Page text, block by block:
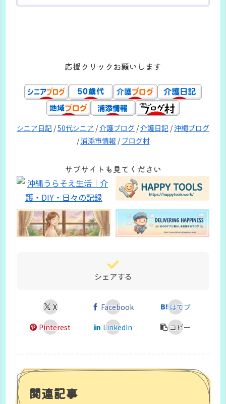
応援クリックお願いします
シニア日記 /50代シニア /介護ブログ /介護日記 /沖縄ブログ
/浦添市情報 /ブログ村
サブサイトも見てください
シェアする
X Facebook
はてブ
Pinterest
LinkedIn コピー
関連記事